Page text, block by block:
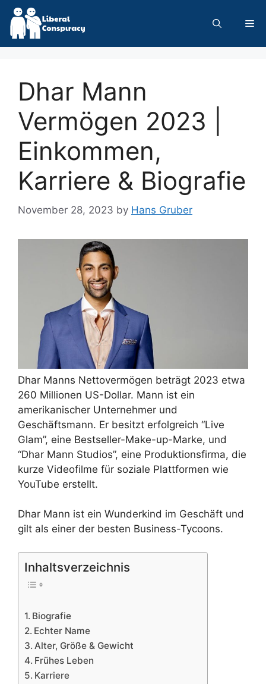
Skip
content
Dhar Mann
Vermögen 2023 |
Einkommen,
Karriere & Biografie
November 28, 2023 by Hans Gruber
Dhar Manns Nettovermögen beträgt 2023 etwa
260 Millionen US-Dollar. Mann ist ein
amerikanischer Unternehmer und
Geschäftsmann. Er besitzt erfolgreich “Live
Glam”, eine Bestseller-Make-up-Marke, und
“Dhar Mann Studios”, eine Produktionsfirma, die
kurze Videofilme für soziale Plattformen wie
YouTube erstellt.
Dhar Mann ist ein Wunderkind im Geschäft und
gilt als einer der besten Business-Tycoons.
Inhaltsverzeichnis
Biografie
Echter Name
Alter, Größe & Gewicht
Frühes Leben
Karriere